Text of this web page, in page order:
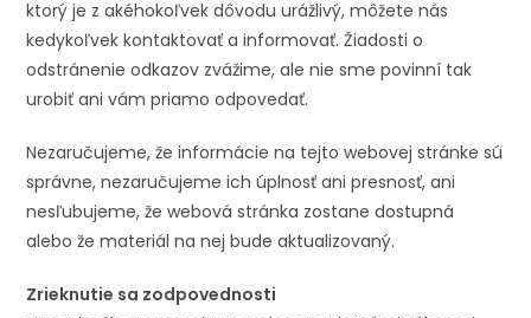
ktorý je z akéhokoľvek dôvodu urážlivý, môžete nás
kedykoľvek kontaktovať a informovať. Žiadosti o
odstránenie odkazov zvážime, ale nie sme povinní tak
urobiť ani vám priamo odpovedať.
Nezaručujeme, že informácie na tejto webovej stránke sú
správne, nezaručujeme ich úplnosť ani presnosť, ani
nesľubujeme, že webová stránka zostane dostupná
alebo že materiál na nej bude aktualizovaný.
Zrieknutie sa zodpovednosti